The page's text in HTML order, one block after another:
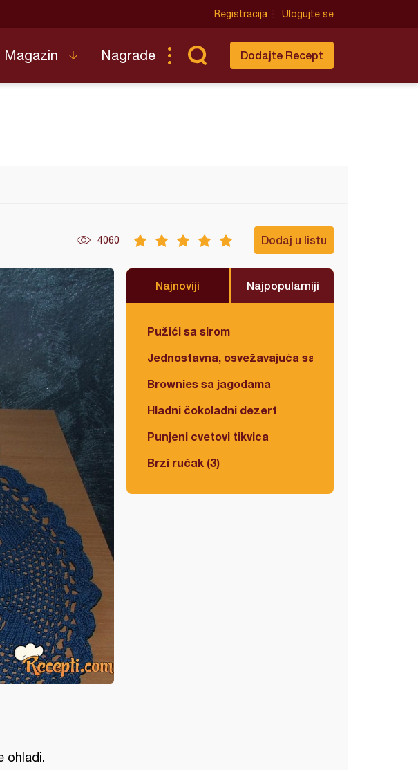
Registracija Ulogujte se
Magazin Nagrade Dodajte Recept
4060 Dodaj u listu
Najnoviji Najpopularniji
Pužići sa sirom
Jednostavna, osvežavajuća salata
Brownies sa jagodama
Hladni čokoladni dezert
Punjeni cvetovi tikvica
Brzi ručak (3)
ohladi.